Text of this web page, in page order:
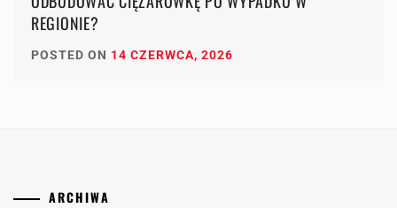
REGIONIE?
POSTED ON 14 CZERWCA, 2026
ARCHIWA